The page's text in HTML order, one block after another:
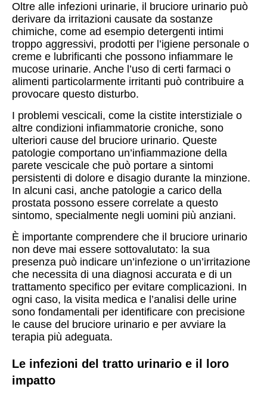
Oltre alle infezioni urinarie, il bruciore urinario può
derivare da irritazioni causate da sostanze
chimiche, come ad esempio detergenti intimi
troppo aggressivi, prodotti per l’igiene personale o
creme e lubrificanti che possono infiammare le
mucose urinarie. Anche l’uso di certi farmaci o
alimenti particolarmente irritanti può contribuire a
provocare questo disturbo.
I problemi vescicali, come la cistite interstiziale o
altre condizioni infiammatorie croniche, sono
ulteriori cause del bruciore urinario. Queste
patologie comportano un’infiammazione della
parete vescicale che può portare a sintomi
persistenti di dolore e disagio durante la minzione.
In alcuni casi, anche patologie a carico della
prostata possono essere correlate a questo
sintomo, specialmente negli uomini più anziani.
È importante comprendere che il bruciore urinario
non deve mai essere sottovalutato: la sua
presenza può indicare un’infezione o un’irritazione
che necessita di una diagnosi accurata e di un
trattamento specifico per evitare complicazioni. In
ogni caso, la visita medica e l’analisi delle urine
sono fondamentali per identificare con precisione
le cause del bruciore urinario e per avviare la
terapia più adeguata.
Le infezioni del tratto urinario e il loro
impatto